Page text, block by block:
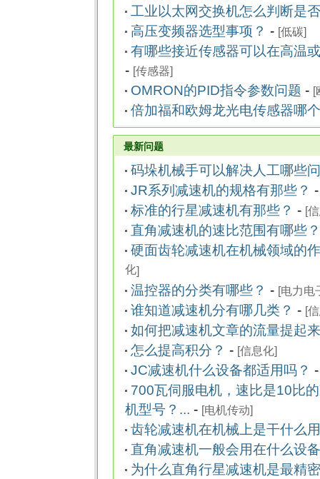
工业以太网交换机怎么判断是
高压变频器选型事项？ - [低碳]
有哪些接近传感器可以在高温
- [传感器]
OMRON的PID指令参数问题 - [
倍加福和欧姆龙光电传感器哪
最新问题
码垛机械手可以解决人工哪些
JR系列减速机的规格有那些？
标准的行星减速机有那些？ - [
直角减速机的速比范围有哪些？
硬面齿轮减速机在机械领域的
化]
温控器的分类有哪些？ - [电力电
谁知道减速机分有哪几类？ - [
如何把减速机文章的流量提起
怎么提高积分？ - [信息化]
JC减速机什么设备都适用吗？
700瓦伺服电机，速比是10比
机型号？... - [电机传动]
齿轮减速机在机械上是干什么
直角减速机一般会用在什么设
为什么直角行星减速机是最精